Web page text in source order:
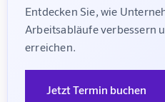
Entdecken Sie, wie
Arbeitsabläufe verbessern
erreichen.
Jetzt Termin buchen